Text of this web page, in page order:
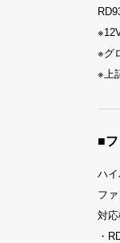
※グ
※上
■
ハ
フ
対応
・